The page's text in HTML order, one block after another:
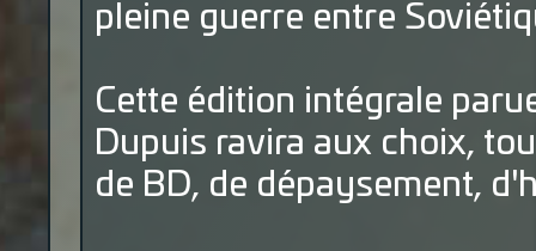
pleine guerre entre
Cette édition intégrale
Dupuis ravira aux choix,
de BD, de dépaysement,